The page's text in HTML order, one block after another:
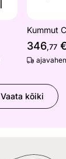
Kummut
346,77 €
Vaata kõiki